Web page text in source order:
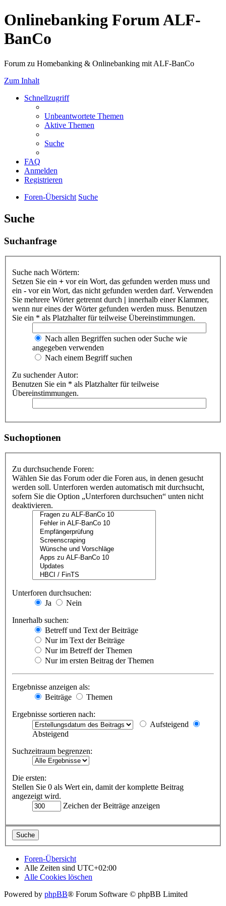
Onlinebanking Forum ALF-
BanCo
Forum zu Homebanking & Onlinebanking mit ALF-BanCo
Zum Inhalt
Schnellzugriff
Unbeantwortete Themen
Aktive Themen
Suche
FAQ
Anmelden
Registrieren
Foren-Übersicht Suche
Suche
Suchanfrage
Suche nach Wörtern:
Setzen Sie ein + vor ein Wort, das gefunden werden muss und
ein - vor ein Wort, das nicht gefunden werden darf. Verwenden
Sie mehrere Wörter getrennt durch | innerhalb einer Klammer,
wenn nur eines der Wörter gefunden werden muss. Benutzen
Sie ein * als Platzhalter für teilweise Übereinstimmungen.
Nach allen Begriffen suchen oder Suche wie
angegeben verwenden
Nach einem Begriff suchen
Zu suchender Autor:
Benutzen Sie ein * als Platzhalter für teilweise
Übereinstimmungen.
Suchoptionen
Zu durchsuchende Foren:
Wählen Sie das Forum oder die Foren aus, in denen gesucht
werden soll. Unterforen werden automatisch mit durchsucht,
sofern Sie die Option „Unterforen durchsuchen“ unten nicht
deaktivieren.
Unterforen durchsuchen:
Ja
Nein
Innerhalb suchen:
Betreff und Text der Beiträge
Nur im Text der Beiträge
Nur im Betreff der Themen
Nur im ersten Beitrag der Themen
Ergebnisse anzeigen als:
Beiträge
Themen
Ergebnisse sortieren nach:
Aufsteigend
Absteigend
Suchzeitraum begrenzen:
Die ersten:
Stellen Sie 0 als Wert ein, damit der komplette Beitrag
angezeigt wird.
Zeichen der Beiträge anzeigen
Foren-Übersicht
Alle Zeiten sind UTC+02:00
Alle Cookies löschen
Powered by phpBB® Forum Software © phpBB Limited